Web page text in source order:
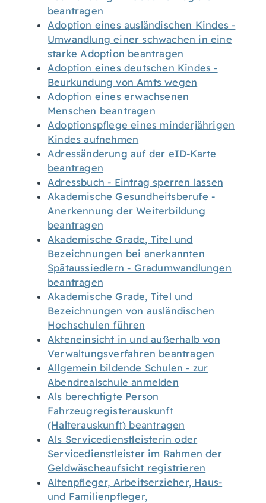
beantragen
Adoption eines ausländischen Kindes -
Umwandlung einer schwachen in eine
starke Adoption beantragen
Adoption eines deutschen Kindes -
Beurkundung von Amts wegen
Adoption eines erwachsenen
Menschen beantragen
Adoptionspflege eines minderjährigen
Kindes aufnehmen
Adressänderung auf der eID-Karte
beantragen
Adressbuch - Eintrag sperren lassen
Akademische Gesundheitsberufe -
Anerkennung der Weiterbildung
beantragen
Akademische Grade, Titel und
Bezeichnungen bei anerkannten
Spätaussiedlern - Gradumwandlungen
beantragen
Akademische Grade, Titel und
Bezeichnungen von ausländischen
Hochschulen führen
Akteneinsicht in und außerhalb von
Verwaltungsverfahren beantragen
Allgemein bildende Schulen - zur
Abendrealschule anmelden
Als berechtigte Person
Fahrzeugregisterauskunft
(Halterauskunft) beantragen
Als Servicedienstleisterin oder
Servicedienstleister im Rahmen der
Geldwäscheaufsicht registrieren
Altenpfleger, Arbeitserzieher, Haus-
und Familienpfleger,